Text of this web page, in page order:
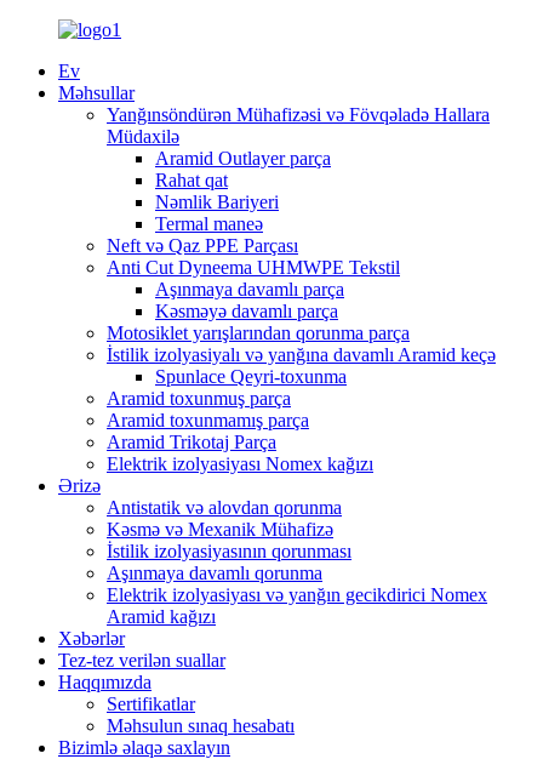
Ev
Məhsullar
Yanğınsöndürən Mühafizəsi və Fövqəladə Hallara
Müdaxilə
Aramid Outlayer parça
Rahat qat
Nəmlik Bariyeri
Termal maneə
Neft və Qaz PPE Parçası
Anti Cut Dyneema UHMWPE Tekstil
Aşınmaya davamlı parça
Kəsməyə davamlı parça
Motosiklet yarışlarından qorunma parça
İstilik izolyasiyalı və yanğına davamlı Aramid keçə
Spunlace Qeyri-toxunma
Aramid toxunmuş parça
Aramid toxunmamış parça
Aramid Trikotaj Parça
Elektrik izolyasiyası Nomex kağızı
Ərizə
Antistatik və alovdan qorunma
Kəsmə və Mexanik Mühafizə
İstilik izolyasiyasının qorunması
Aşınmaya davamlı qorunma
Elektrik izolyasiyası və yanğın gecikdirici Nomex
Aramid kağızı
Xəbərlər
Tez-tez verilən suallar
Haqqımızda
Sertifikatlar
Məhsulun sınaq hesabatı
Bizimlə əlaqə saxlayın